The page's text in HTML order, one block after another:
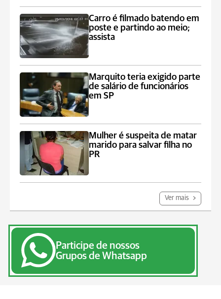
Carro é filmado batendo em
poste e partindo ao meio;
assista
Marquito teria exigido parte
de salário de funcionários
em SP
Mulher é suspeita de matar
marido para salvar filha no
PR
Ver mais
Participe de nossos
Grupos de Whatsapp